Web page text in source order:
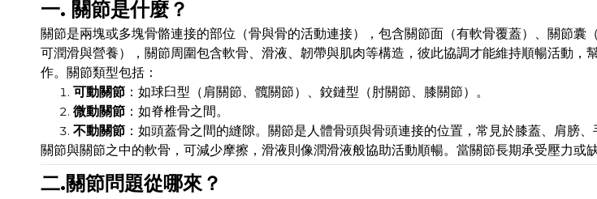
一. 關節是什麼？
關節是兩塊或多塊骨骼連接的部位（骨與骨的活動連接），包含關節面（有軟骨覆蓋）、關節囊
可潤滑與營養），關節周圍包含軟骨、滑液、韌帶與肌肉等構造，彼此協調才能維持順暢活動，
作。關節類型包括：
可動關節 ：如球臼型（肩關節、髖關節）、鉸鏈型（肘關節、膝關節）。
微動關節 ：如脊椎骨之間。
不動關節 ：如頭蓋骨之間的縫隙。關節是人體骨頭與骨頭連接的位置，常見於膝蓋、肩膀、
關節與關節之中的軟骨，可減少摩擦，滑液則像潤滑液般協助活動順暢。當關節長期承受壓力或
二.關節問題從哪來？